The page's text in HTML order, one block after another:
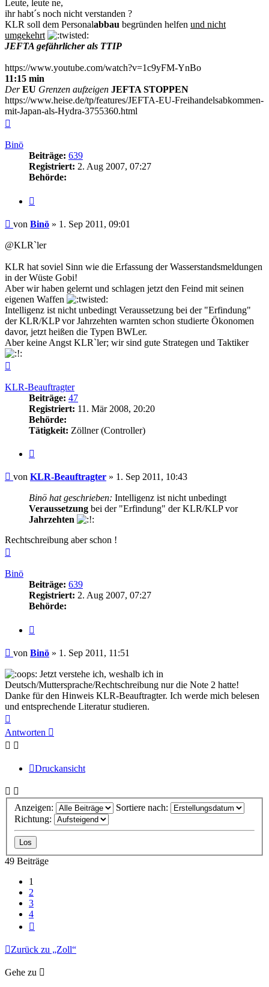
Leute, leute ne,
ihr habt´s noch nicht verstanden ?
KLR soll dem Personalabbau begründen helfen und nicht
umgekehrt
JEFTA gefährlicher als TTIP
https://www.youtube.com/watch?v=1c9yFM-YnBo
11:15 min
Der EU Grenzen aufzeigen JEFTA STOPPEN
https://www.heise.de/tp/features/JEFTA-EU-Freihandelsabkommen-
mit-Japan-als-Hydra-3755360.html
Binö
Beiträge: 639
Registriert: 2. Aug 2007, 07:27
Behörde:
Beitrag
von Binö » 1. Sep 2011, 09:01
@KLR`ler
KLR hat soviel Sinn wie die Erfassung der Wasserstandsmeldungen
in der Wüste Gobi!
Aber wir haben gelernt und schlagen jetzt den Feind mit seinen
eigenen Waffen
Intelligenz ist nicht unbedingt Veraussetzung bei der "Erfindung"
der KLR/KLP vor Jahrzehten warnten schon studierte Ökonomen
davor, jetzt heißen die Typen BWLer.
Aber keine Angst KLR`ler; wir sind gute Strategen und Taktiker
KLR-Beauftragter
Beiträge: 47
Registriert: 11. Mär 2008, 20:20
Behörde:
Tätigkeit: Zöllner (Controller)
Beitrag
von KLR-Beauftragter » 1. Sep 2011, 10:43
Binö hat geschrieben: Intelligenz ist nicht unbedingt
Veraussetzung bei der "Erfindung" der KLR/KLP vor
Jahrzehten
Rechtschreibung aber schon !
Binö
Beiträge: 639
Registriert: 2. Aug 2007, 07:27
Behörde:
Beitrag
von Binö » 1. Sep 2011, 11:51
Jetzt verstehe ich, weshalb ich in
Deutsch/Muttersprache/Rechtschreibung nur die Note 2 hatte!
Danke für den Hinweis KLR-Beauftragter. Ich werde mich belesen
und entsprechende Literatur studieren.
oben
Antworten
Druckansicht
Anzeigen:
Sortiere nach:
Richtung:
49 Beiträge
1
2
3
4
Zurück zu „Zoll“
Gehe zu